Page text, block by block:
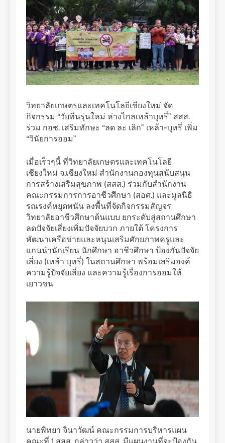
วิทยาลัยเกษตรและเทคโนโลยีเชียงใหม่ จัด
กิจกรรม “วัยทีนรุ่นใหม่ ห่างไกลเหล้าบุหรี่” สสส.
ร่วม กอช. เสริมทักษะ “ลด ละ เลิก” เหล้า-บุหรี่ เพิ่ม
“วินัยการออม”
เมื่อเร็วๆนี้ ที่วิทยาลัยเกษตรและเทคโนโลยี
เชียงใหม่ จ.เชียงใหม่ สำนักงานกองทุนสนับสนุน
การสร้างเสริมสุขภาพ (สสส.) ร่วมกับสำนักงาน
คณะกรรมการการอาชีวศึกษา (สอศ.) และมูลนิธิ
รณรงค์หยุดพนัน ลงพื้นที่จัดกิจกรรมสัญจร
วิทยาลัยอาชีวศึกษาต้นแบบ ยกระดับสู่สถานศึกษา
ลดปัจจัยเสี่ยงเพิ่มปัจจัยบวก ภายใต้ โครงการ
พัฒนาเครือข่ายและหนุนเสริมศักยภาพครูและ
แกนนำนักเรียน นักศึกษา อาชีวศึกษา ป้องกันปัจจัย
เสี่ยง (เหล้า บุหรี่) ในสถานศึกษา พร้อมเสริมองค์
ความรู้ปัจจัยเสี่ยง และความรู้เรื่องการออมให้
เยาวชน
นายพิทยา จินาวัฒน์ คณะกรรมการบริหารแผน